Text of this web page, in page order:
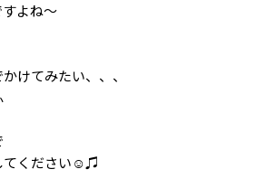
・ログイン
よね〜
けてみたい、、、
てください☺️︎♫